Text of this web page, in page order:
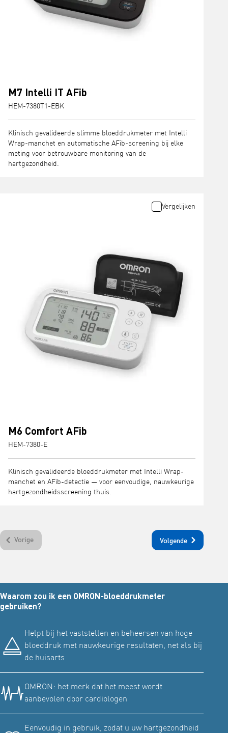
M7 Intelli IT AFib
HEM-7380T1-EBK
Klinisch gevalideerde slimme bloeddrukmeter met Intelli
Wrap-manchet en automatische AFib-screening bij elke
meting voor betrouwbare monitoring van de
hartgezondheid.
M6 Comfort AFib
HEM-7380-E
Klinisch gevalideerde bloeddrukmeter met Intelli Wrap-
manchet en AFib-detectie — voor eenvoudige, nauwkeurige
hartgezondheidsscreening thuis.
Vergelijken
Vorige Volgende
Waarom zou ik een OMRON-bloeddrukmeter
gebruiken?
Helpt bij het vaststellen en beheersen van hoge
bloeddruk met nauwkeurige resultaten, net als bij
de huisarts
OMRON: het merk dat het meest wordt
aanbevolen door cardiologen
Eenvoudig in gebruik, zodat u uw hartgezondheid